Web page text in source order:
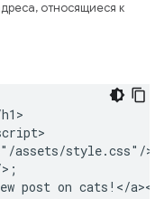
относящиеся к
assets/style.css"/>
post on cats!</a></